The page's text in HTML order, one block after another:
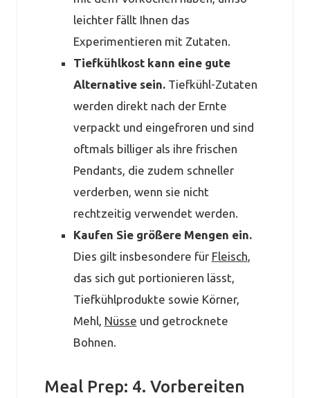
leichter fällt Ihnen das
Experimentieren mit Zutaten.
Tiefkühlkost kann eine gute
Alternative sein. Tiefkühl-Zutaten
werden direkt nach der Ernte
verpackt und eingefroren und sind
oftmals billiger als ihre frischen
Pendants, die zudem schneller
verderben, wenn sie nicht
rechtzeitig verwendet werden.
Kaufen Sie größere Mengen ein.
Dies gilt insbesondere für Fleisch
das sich gut portionieren lässt,
Tiefkühlprodukte sowie Körner,
Mehl, Nüsse und getrocknete
Bohnen.
Meal Prep: 4. Vorbereiten